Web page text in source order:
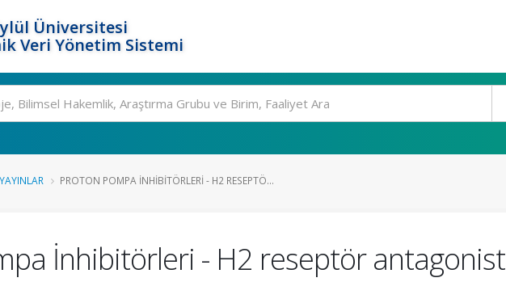
Üniversitesi
Veri Yönetim Sistemi
PROTON POMPA İNHIBITÖRLERI - H2 RESEPTÖ...
İnhibitörleri - H2 reseptör